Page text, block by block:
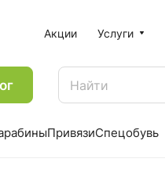
Акции Услуги
ПривязиСпецобувь